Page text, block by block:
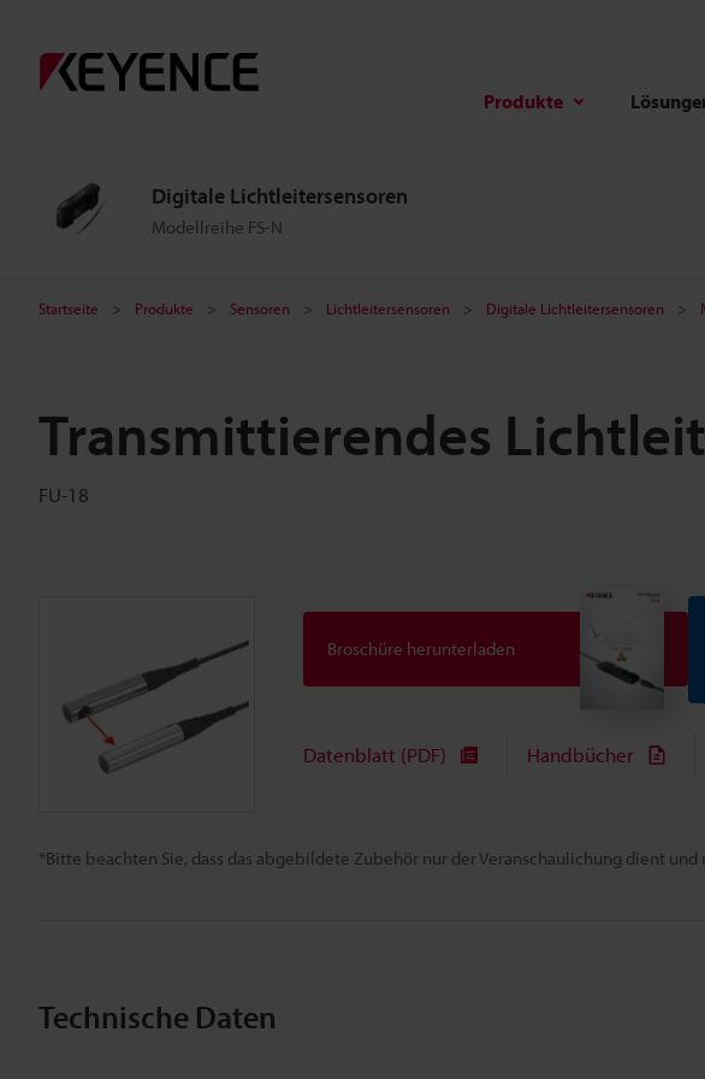
Produkte
Digitale Lichtleitersensoren
Modellreihe FS-N
Startseite Produkte Sensoren Lichtleitersensoren Digitale Lichtleitersensoren
Transmittierendes
FU-18
*Bitte beachten Sie, dass das abgebildete Zubehör nur der Veranschaulichung dient
Broschüre herunterladen
Datenblatt (PDF) Handbücher
Technische Daten